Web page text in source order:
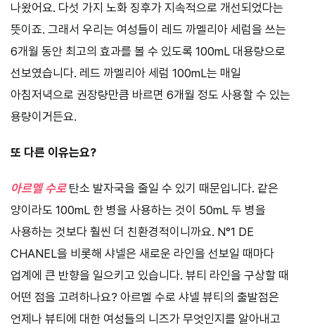
나왔어요. 다섯 가지 노화 징후가 지속적으로 개선되었다는
뜻이죠. 그래서 우리는 여성들이 레드 까멜리아 세럼을 쓰는
6개월 동안 최고의 효과를 볼 수 있도록 100mL 대용량으로
선보였습니다. 레드 까멜리아 세럼 100mL는 매일
아침저녁으로 권장량만큼 바르면 6개월 정도 사용할 수 있는
용량이거든요.
또 다른 이유는요?
아르멜 수로탄소 발자국을 줄일 수 있기 때문입니다. 같은
양이라도 100mL 한 병을 사용하는 것이 50mL 두 병을
사용하는 것보다 훨씬 더 친환경적이니까요. N°1 DE
CHANEL을 비롯해 샤넬은 새로운 라인을 선보일 때마다
업계에 큰 반향을 일으키고 있습니다. 뷰티 라인을 구상할 때
어떤 점을 고려하나요? 아르멜 수로 샤넬 뷰티의 출발점은
언제나 뷰티에 대한 여성들의 니즈가 무엇인지를 알아내고